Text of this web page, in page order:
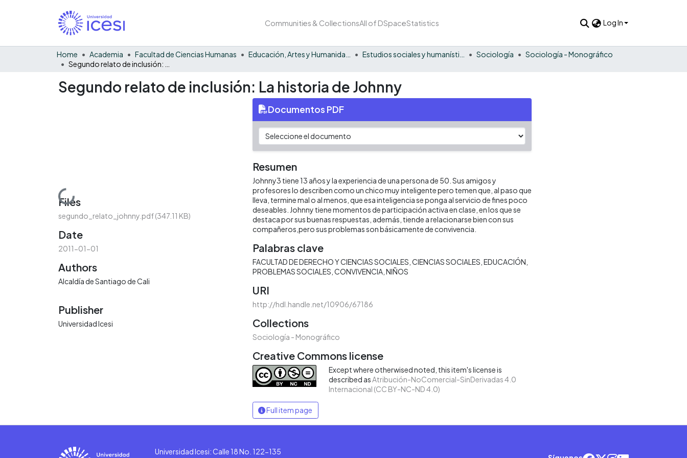
Communities & CollectionsAll of DSpaceStatistics Log In
Home Academia Facultad de Ciencias Humanas Sociología
Sociología - Monográfico
Segundo relato de inclusión: La historia de Johnny
Loading...
Files
segundo_relato_johnny.pdf(347.11 KB)
Date
2011-01-01
Authors
Alcaldía de Santiago de Cali
Publisher
Universidad Icesi
Documentos PDF
Resumen
Johnny3 tiene 13 años y la experiencia de una persona de 50. Sus amigos y
profesores lo describen como un chico muy inteligente pero temen que, al paso que
lleva, termine mal o al menos, que esa inteligencia se ponga al servicio de fines poco
deseables. Johnny tiene momentos de participación activa en clase, en los que se
destaca por sus buenas respuestas, además, tiende a relacionarse bien con sus
compañeros,pero sus problemas son básicamente de convivencia.
Palabras clave
FACULTAD DE DERECHO Y CIENCIAS SOCIALES CIENCIAS SOCIALES EDUCACIÓN
PROBLEMAS SOCIALES CONVIVENCIA NIÑOS
URI
http://hdl.handle.net/10906/67186
Collections
Sociología - Monográfico
Creative Commons license
Except where otherwised noted, this item's license is
described as Atribución-NoComercial-SinDerivadas 4.0
Internacional (CC BY-NC-ND 4.0)
Full item page
Universidad Icesi: Calle 18 No. 122-135